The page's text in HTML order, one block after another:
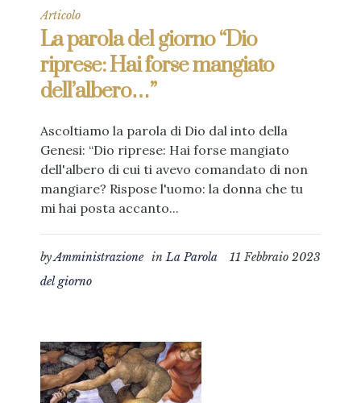
Articolo
La parola del giorno “Dio
riprese: Hai forse mangiato
dell’albero…”
Ascoltiamo la parola di Dio dal into della
Genesi: “Dio riprese: Hai forse mangiato
dell'albero di cui ti avevo comandato di non
mangiare? Rispose l'uomo: la donna che tu
mi hai posta accanto...
11 Febbraio 2023
byAmministrazione inLa Parola
del giorno